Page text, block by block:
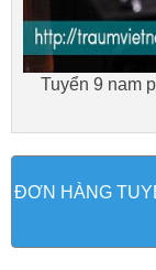
Tuyển 9 nam
ĐƠN HÀNG